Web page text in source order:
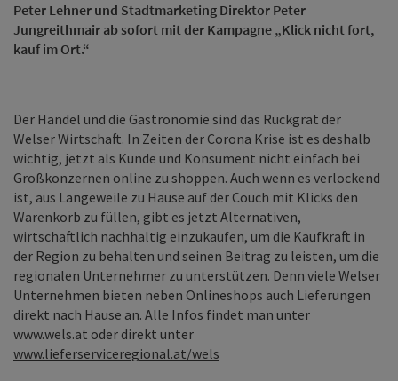
Peter Lehner und Stadtmarketing Direktor Peter
Jungreithmair ab sofort mit der Kampagne „Klick nicht fort,
kauf im Ort.“
Der Handel und die Gastronomie sind das Rückgrat der
Welser Wirtschaft. In Zeiten der Corona Krise ist es deshalb
wichtig, jetzt als Kunde und Konsument nicht einfach bei
Großkonzernen online zu shoppen. Auch wenn es verlockend
ist, aus Langeweile zu Hause auf der Couch mit Klicks den
Warenkorb zu füllen, gibt es jetzt Alternativen,
wirtschaftlich nachhaltig einzukaufen, um die Kaufkraft in
der Region zu behalten und seinen Beitrag zu leisten, um die
regionalen Unternehmer zu unterstützen. Denn viele Welser
Unternehmen bieten neben Onlineshops auch Lieferungen
direkt nach Hause an. Alle Infos findet man unter
www.wels.at oder direkt unter
www.lieferserviceregional.at/wels